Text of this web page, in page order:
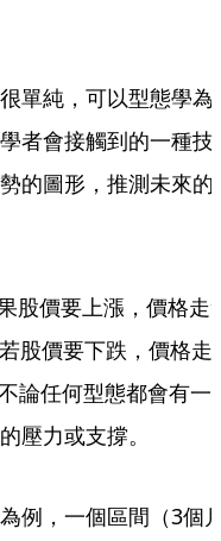
單純，可以型態學為
者會接觸到的一種技
的圖形，推測未來的
股價要上漲，價格走
股價要下跌，價格走
論任何型態都會有一
壓力或支撐。
例，一個區間（3個